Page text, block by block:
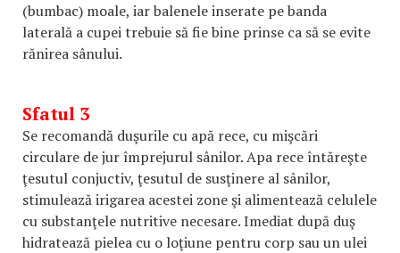
(bumbac) moale, iar balenele inserate pe banda
laterală a cupei trebuie să fie bine prinse ca să se evite
rănirea sânului.
Sfatul 3
Se recomandă duşurile cu apă rece, cu mişcări
circulare de jur împrejurul sânilor. Apa rece întăreşte
ţesutul conjuctiv, ţesutul de susţinere al sânilor,
stimulează irigarea acestei zone şi alimentează celulele
cu substanţele nutritive necesare. Imediat după duş
hidratează pielea cu o loţiune pentru corp sau un ulei